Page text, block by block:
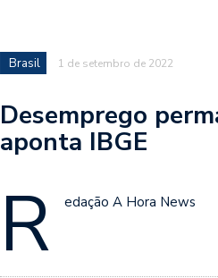
Brasil 1 de setembro de 2022
Desemprego
aponta IBGE
R edação A Hora News